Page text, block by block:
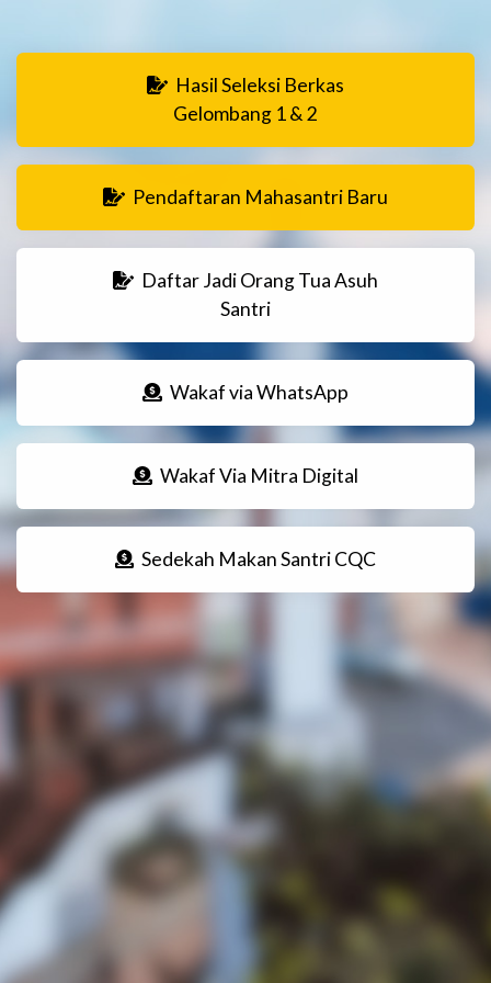
Hasil Seleksi Berkas
Gelombang 1 & 2
Pendaftaran Mahasantri Baru
Daftar Jadi Orang Tua Asuh
Santri
Wakaf via WhatsApp
Wakaf Via Mitra Digital
Sedekah Makan Santri CQC